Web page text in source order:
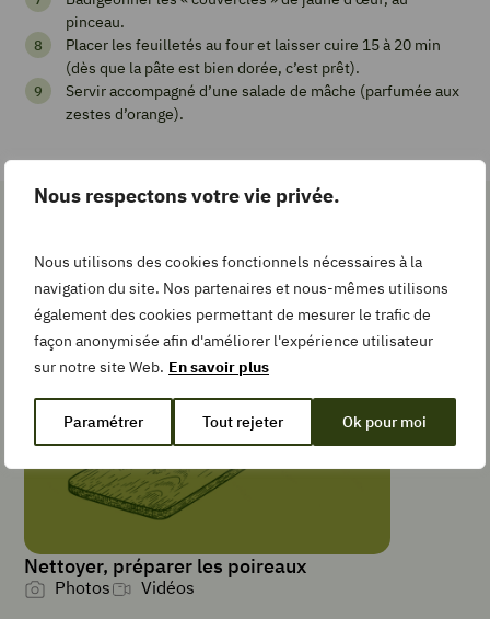
Nous respectons votre vie privée.
Nous utilisons des cookies fonctionnels nécessaires à la
navigation du site. Nos partenaires et nous-mêmes utilisons
également des cookies permettant de mesurer le trafic de
façon anonymisée afin d'améliorer l'expérience utilisateur
sur notre site Web. En savoir plus
Paramétrer Tout rejeter Ok pour moi
pinceau.
Placer les feuilletés au four et laisser cuire 15 à 20 min
(dès que la pâte est bien dorée, c’est prêt).
Servir accompagné d’une salade de mâche (parfumée aux
zestes d’orange).
Pin
Recipe
Add
Collection
TEMPS DE
PRÉPARATION
20minutes
min
TEMPS DE
CUISSON
30minutes
min
TYPE DE PLAT
Gratin
PORTIONS
4
recette
Nettoyer, préparer les poireaux
Photos Vidéos